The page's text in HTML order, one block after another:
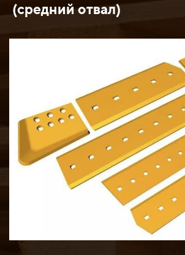
(средний отвал)